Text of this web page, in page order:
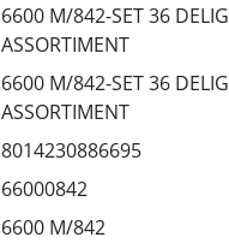
6600 M/842-SET 36 DELIG
ASSORTIMENT
6600 M/842-SET 36 DELIG
ASSORTIMENT
8014230886695
66000842
6600 M/842